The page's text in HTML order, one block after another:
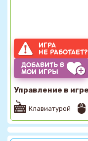
ИГРА
НЕ РАБОТАЕТ?
ДОБАВИТЬ В
МОИ ИГРЫ
Управление в игре
Клавиатурой